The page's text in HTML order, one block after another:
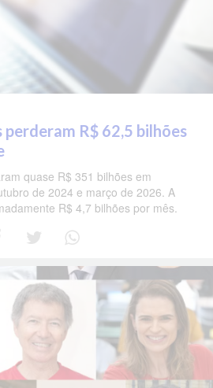
perderam R$ 62,5 bilhões
quase R$ 351 bilhões em
de 2024 e março de 2026. A
R$ 4,7 bilhões por mês.